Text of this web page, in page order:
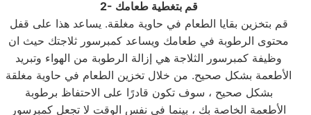
2- قم بتغطية طعامك
قم بتخزين بقايا الطعام في حاوية مغلقة. يساعد هذا على قفل
محتوى الرطوبة في طعامك ويساعد كمبرسور ثلاجتك حيث ان
وظيفة كمبرسور الثلاجة هي إزالة الرطوبة من الهواء وتبريد
الأطعمة بشكل صحيح. من خلال تخزين الطعام في حاوية مغلقة
بشكل صحيح ، سوف تكون قادرًا على الاحتفاظ برطوبة
الأطعمة الخاصة بك ، بينما في نفس الوقت لا تجعل كمبرسور